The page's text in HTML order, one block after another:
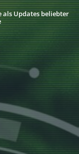
als Updates beliebter